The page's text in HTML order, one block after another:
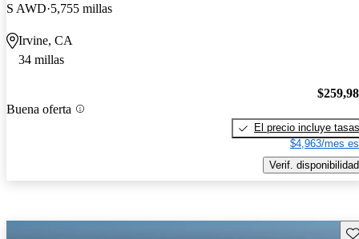
S AWD 5,755 millas
Irvine, CA
34 millas
Buena oferta
El precio incluye tasas
$4,963/mes
Verif. disponibilidad